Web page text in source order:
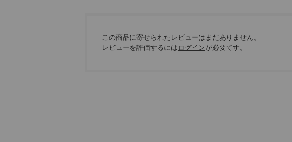
この商品に寄せられたレビューはまだありません。
レビューを評価するにはログインが必要です。